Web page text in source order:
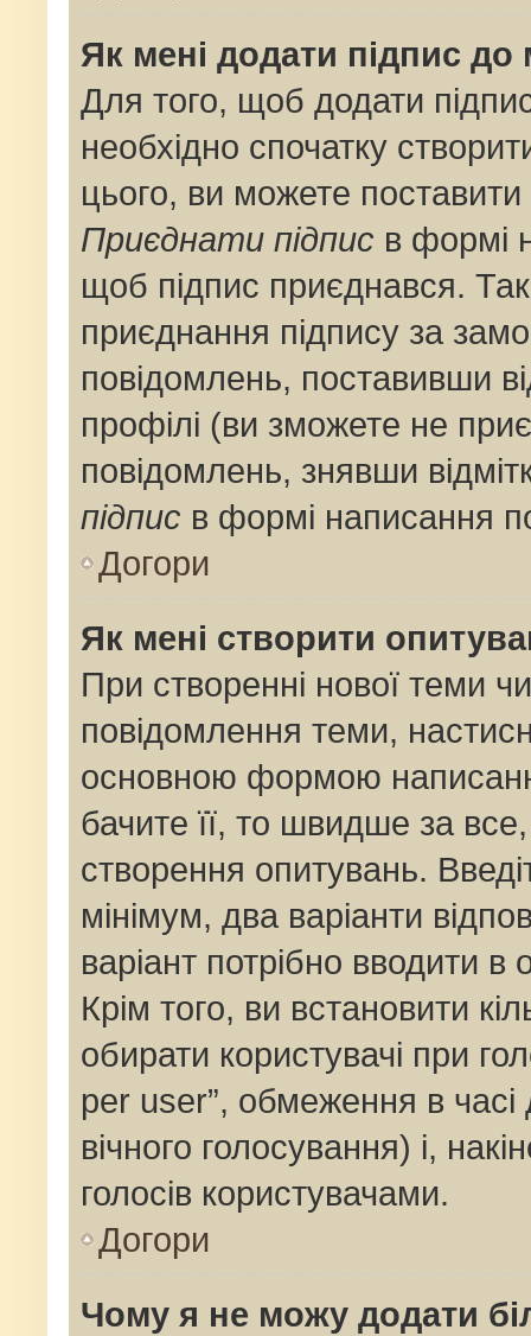
Як мені додати підпис
Для того, щоб додати
необхідно спочатку
цього, ви можете
Приєднати підпис в формі
щоб підпис приєднався.
приєднання підпису за
повідомлень, поставивши
профілі (ви зможете не
повідомлень, знявши
підпис в формі написання
Догори
Як мені створити
При створенні нової теми
повідомлення теми,
основною формою
бачите її, то швидше за
створення опитувань.
мінімум, два варіанти
варіант потрібно вводити в
Крім того, ви встановити
обирати користувачі при
per user”, обмеження в
вічного голосування) і,
голосів користувачами.
Догори
Чому я не можу додати